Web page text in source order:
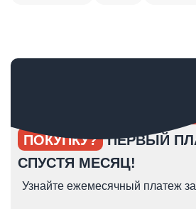
ПОКУПКУ? ПЕРВЫЙ
СПУСТЯ МЕСЯЦ!
Узнайте ежемесячный платеж